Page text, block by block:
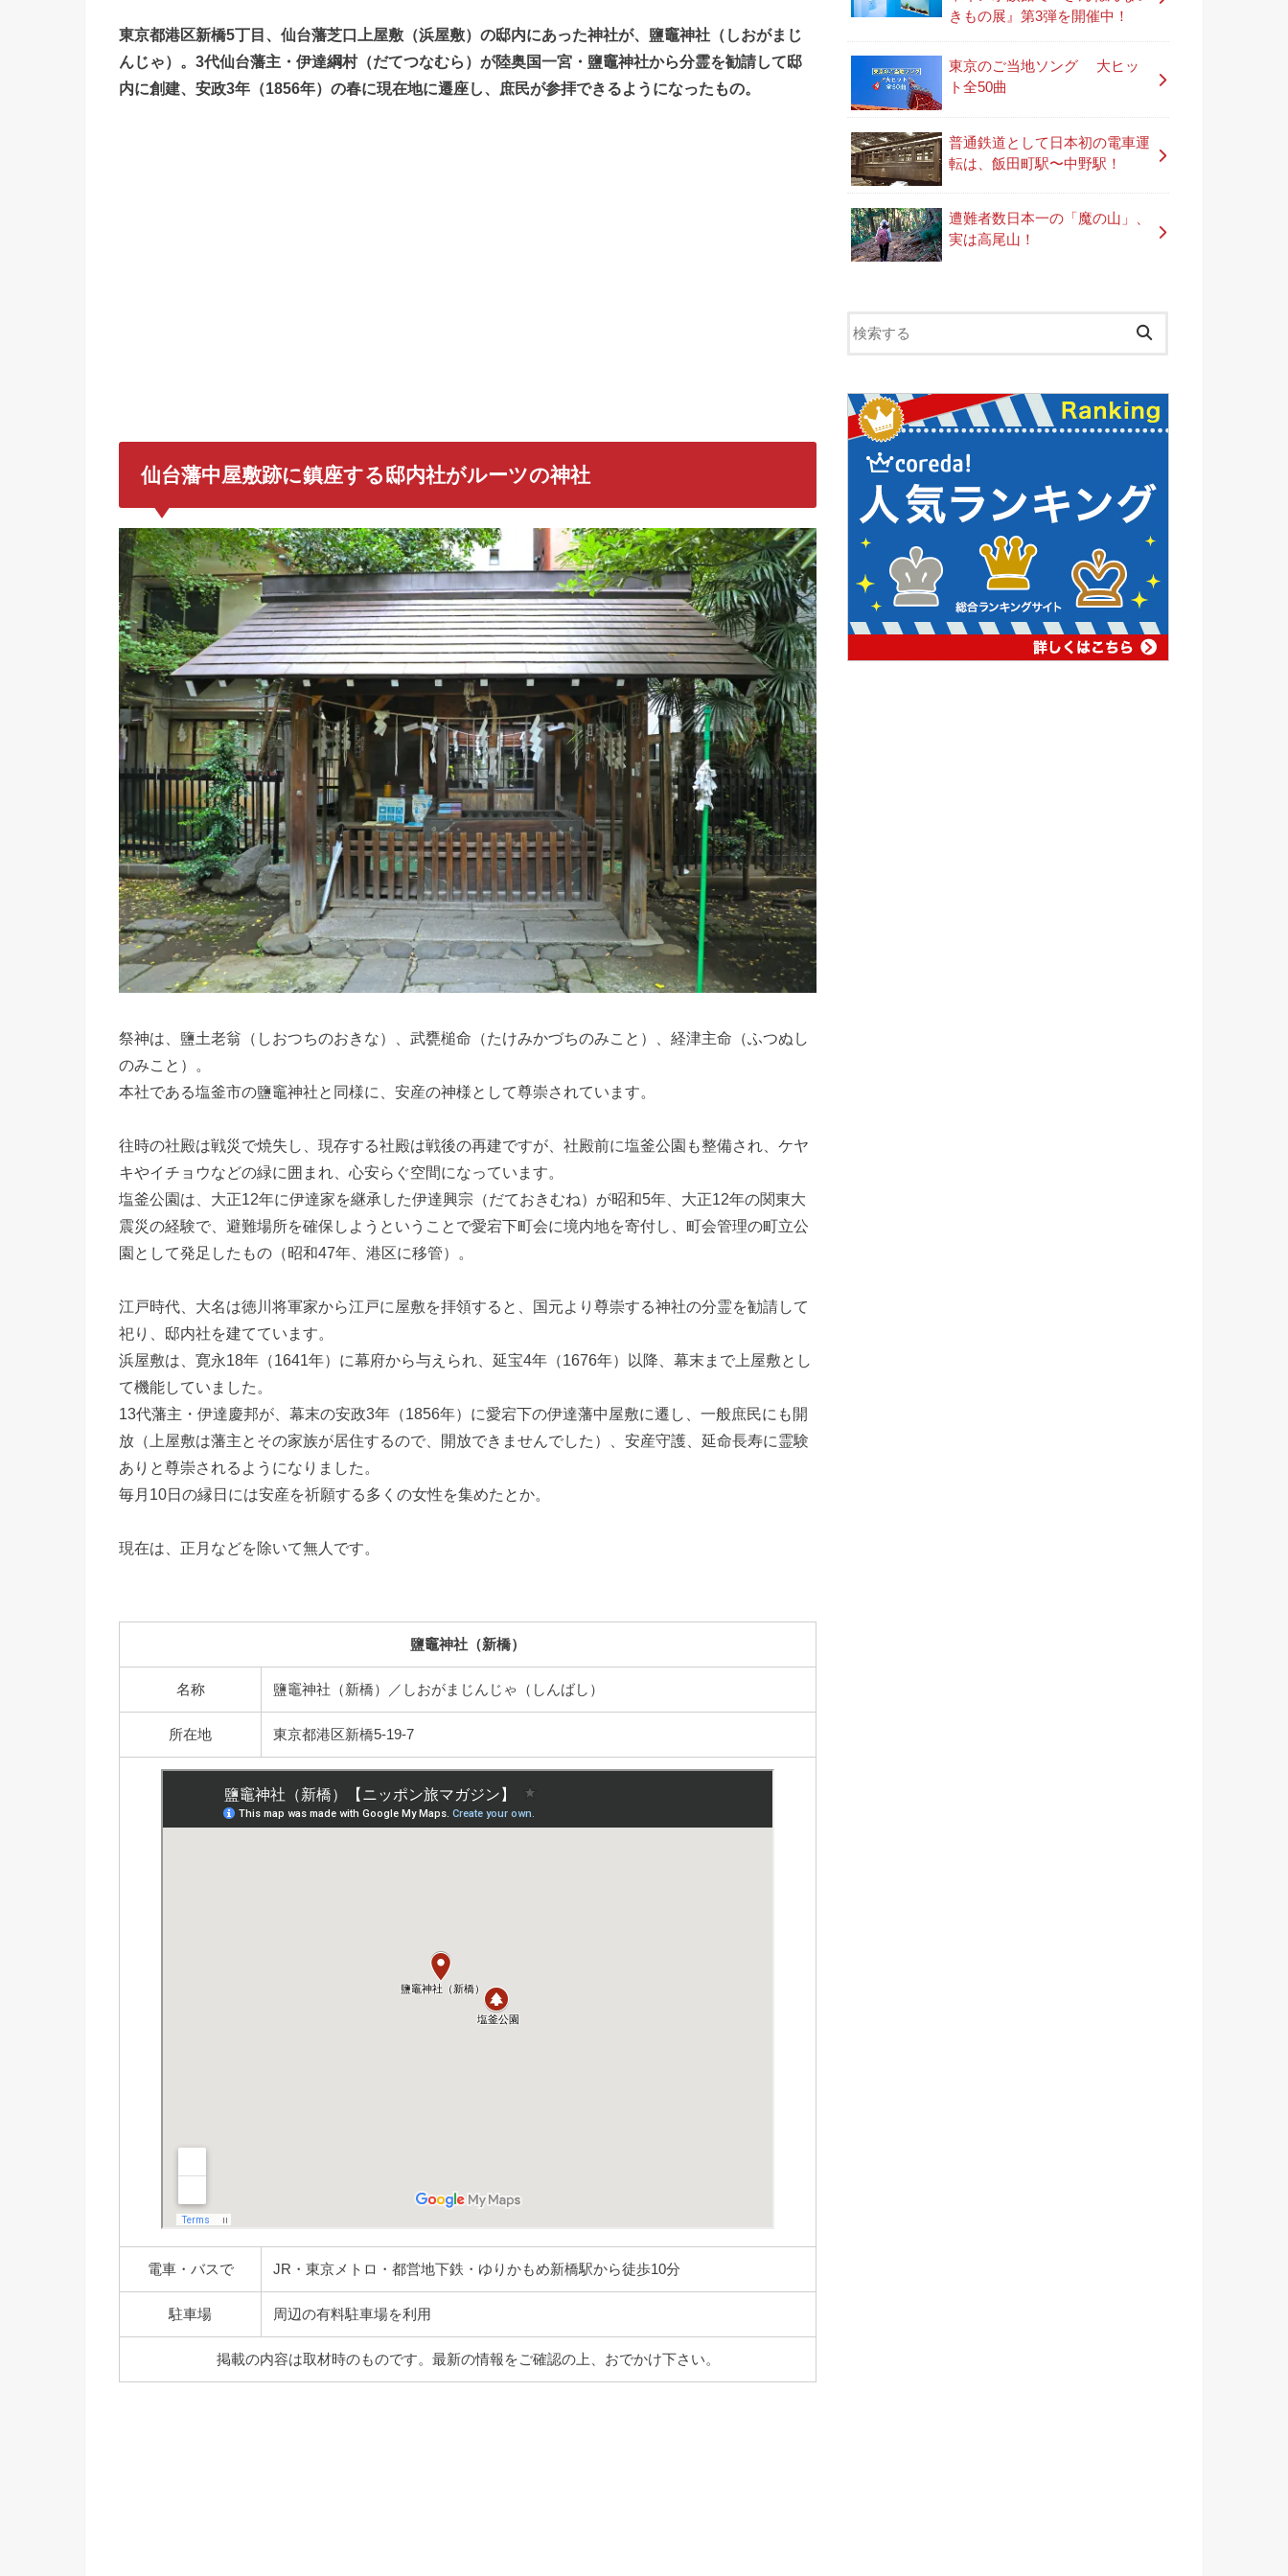
東京都港区新橋5丁目、仙台藩芝口上屋敷（浜屋敷）の邸内にあった神社が、鹽竈神社（しおがまじ
んじゃ）。3代仙台藩主・伊達綱村（だてつなむら）が陸奥国一宮・鹽竈神社から分霊を勧請して邸
内に創建、安政3年（1856年）の春に現在地に遷座し、庶民が参拝できるようになったもの。
仙台藩中屋敷跡に鎮座する邸内社がルーツの神社
祭神は、鹽土老翁（しおつちのおきな）、武甕槌命（たけみかづちのみこと）、経津主命（ふつぬし
のみこと）。
本社である塩釜市の鹽竈神社と同様に、安産の神様として尊崇されています。
往時の社殿は戦災で焼失し、現存する社殿は戦後の再建ですが、社殿前に塩釜公園も整備され、ケヤ
キやイチョウなどの緑に囲まれ、心安らぐ空間になっています。
塩釜公園は、大正12年に伊達家を継承した伊達興宗（だておきむね）が昭和5年、大正12年の関東大
震災の経験で、避難場所を確保しようということで愛宕下町会に境内地を寄付し、町会管理の町立公
園として発足したもの（昭和47年、港区に移管）。
江戸時代、大名は徳川将軍家から江戸に屋敷を拝領すると、国元より尊崇する神社の分霊を勧請して
祀り、邸内社を建てています。
浜屋敷は、寛永18年（1641年）に幕府から与えられ、延宝4年（1676年）以降、幕末まで上屋敷とし
て機能していました。
13代藩主・伊達慶邦が、幕末の安政3年（1856年）に愛宕下の伊達藩中屋敷に遷し、一般庶民にも開
放（上屋敷は藩主とその家族が居住するので、開放できませんでした）、安産守護、延命長寿に霊験
ありと尊崇されるようになりました。
毎月10日の縁日には安産を祈願する多くの女性を集めたとか。
現在は、正月などを除いて無人です。
鹽竈神社（新橋）
名称 鹽竈神社（新橋）／しおがまじんじゃ（しんばし）
所在地 東京都港区新橋5-19-7
電車・バスで JR・東京メトロ・都営地下鉄・ゆりかもめ新橋駅から徒歩10分
駐車場 周辺の有料駐車場を利用
掲載の内容は取材時のものです。最新の情報をご確認の上、おでかけ下さい。
きもの展』第3弾を開催中！
東京のご当地ソング 大ヒッ
ト全50曲
普通鉄道として日本初の電車運
転は、飯田町駅〜中野駅！
遭難者数日本一の「魔の山」、
実は高尾山！